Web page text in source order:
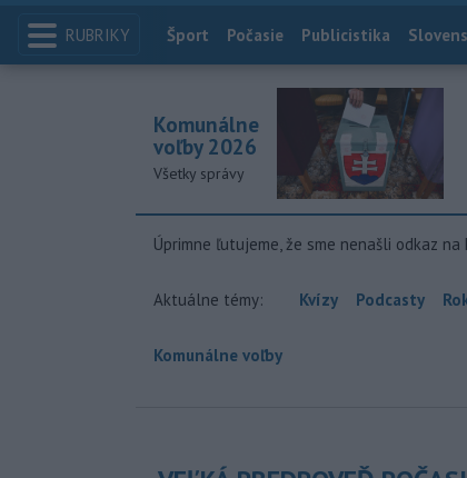
RUBRIKY Index
Šport Počasie Publicistika
Komunálne
voľby 2026
Všetky správy
Úprimne ľutujeme, že sme nenašli odkaz
Aktuálne témy: Kvízy Podcasty
Komunálne voľby